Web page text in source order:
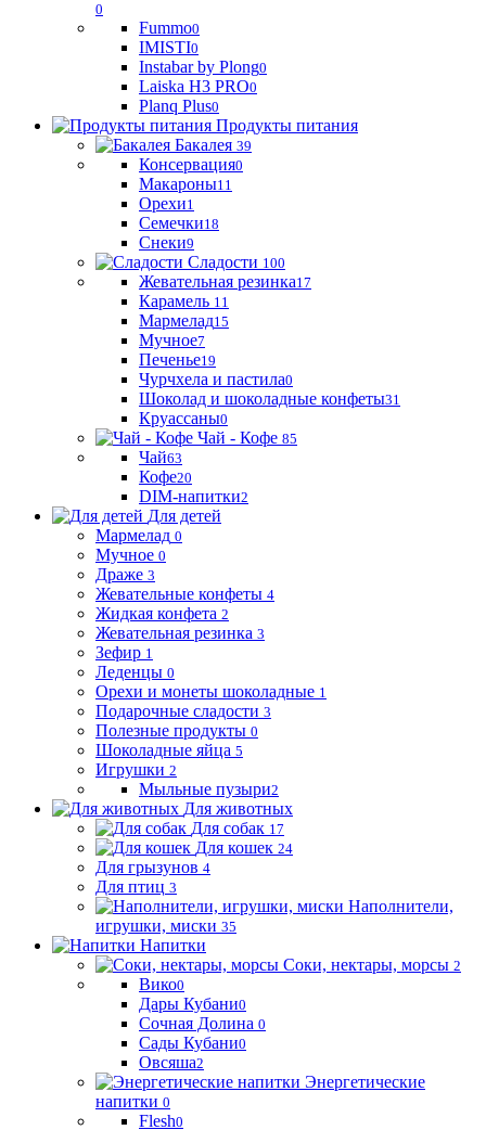
0
Fummo0
IMISTI0
Instabar by Plong0
Laiska H3 PRO0
Planq Plus0
Продукты питания
Бакалея 39
Консервация0
Макароны11
Орехи1
Семечки18
Снеки9
Сладости 100
Жевательная резинка17
Карамель 11
Мармелад15
Мучное7
Печенье19
Чурчхела и пастила0
Шоколад и шоколадные конфеты31
Круассаны0
Чай - Кофе 85
Чай63
Кофе20
DIM-напитки2
Для детей
Мармелад 0
Мучное 0
Драже 3
Жевательные конфеты 4
Жидкая конфета 2
Жевательная резинка 3
Зефир 1
Леденцы 0
Орехи и монеты шоколадные 1
Подарочные сладости 3
Полезные продукты 0
Шоколадные яйца 5
Игрушки 2
Мыльные пузыри2
Для животных
Для собак 17
Для кошек 24
Для грызунов 4
Для птиц 3
Наполнители,
игрушки, миски 35
Напитки
Соки, нектары, морсы 2
Вико0
Дары Кубани0
Сочная Долина 0
Сады Кубани0
Овсяша2
Энергетические
напитки 0
Flesh0